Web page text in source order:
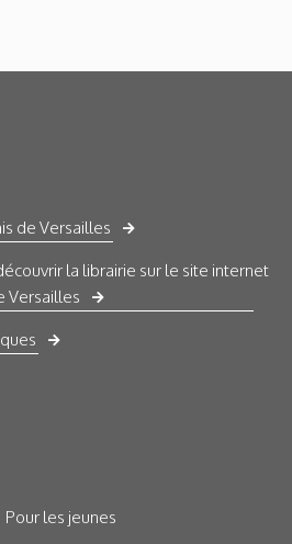
de Versailles
la librairie sur le site internet
Versailles
Pour les jeunes